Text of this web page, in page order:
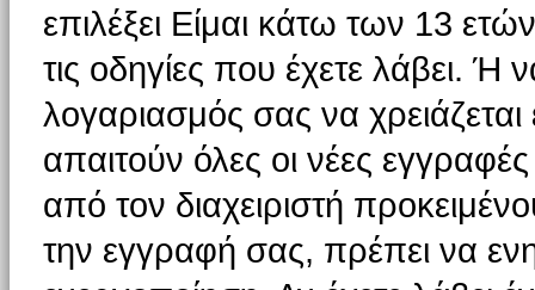
επιλέξει Είμαι κάτω των 13
τις οδηγίες που έχετε λάβει. Ή
λογαριασμός σας να
απαιτούν όλες οι νέες
από τον διαχειριστή
την εγγραφή σας, πρέπει να